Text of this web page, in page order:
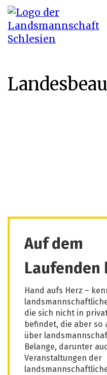
Auf dem
Laufenden
Hand aufs Herz –
die sich nicht in
befindet, die aber so
über
Belange, darunter
Veranstaltungen der